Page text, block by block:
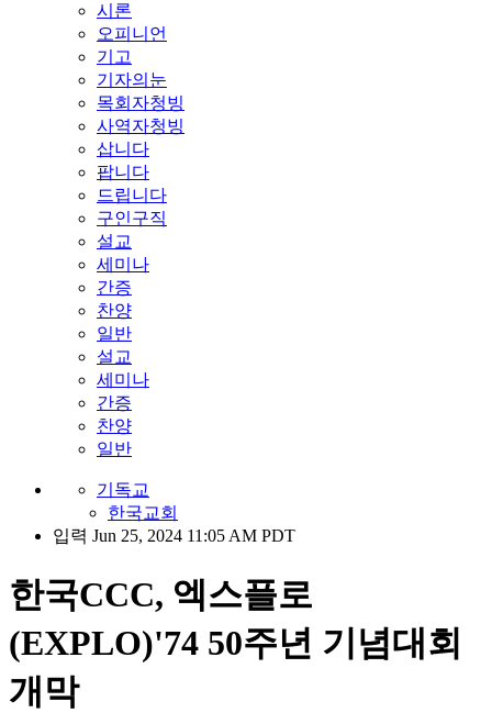
시론
오피니언
기고
기자의눈
목회자청빙
사역자청빙
삽니다
팝니다
드립니다
구인구직
설교
세미나
간증
찬양
일반
설교
세미나
간증
찬양
일반
기독교
한국교회
입력 Jun 25, 2024 11:05 AM PDT
한국CCC, 엑스플로
(EXPLO)'74 50주년 기념대회
개막